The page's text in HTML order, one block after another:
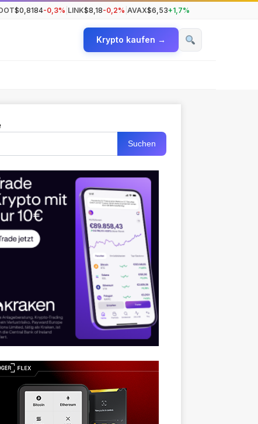
$0,8184-0,3% LINK$8,18-0,2% AVAX$6,53+1,7%
Krypto kaufen →
Suchen